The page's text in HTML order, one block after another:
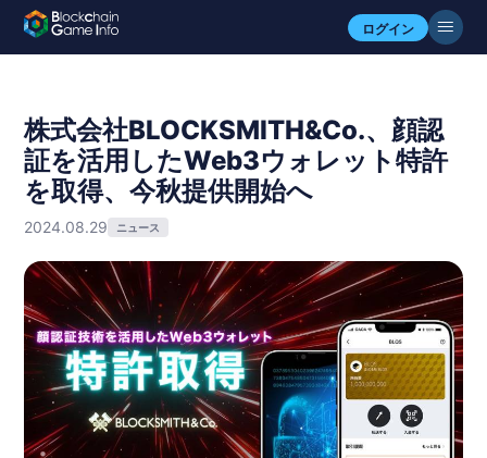
ログイン
株式会社BLOCKSMITH&Co.、顔認
証を活用したWeb3ウォレット特許
を取得、今秋提供開始へ
2024.08.29 ニュース